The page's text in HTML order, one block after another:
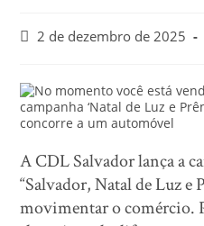
2 de dezembro de 2025
A CDL Salvador lança a
“Salvador, Natal de Luz e
movimentar o comércio.